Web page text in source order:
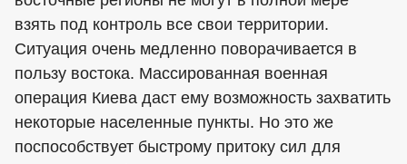
взять под контроль все свои территории.
Ситуация очень медленно поворачивается в
пользу востока. Массированная военная
операция Киева даст ему возможность захватить
некоторые населенные пункты. Но это же
поспособствует быстрому притоку сил для